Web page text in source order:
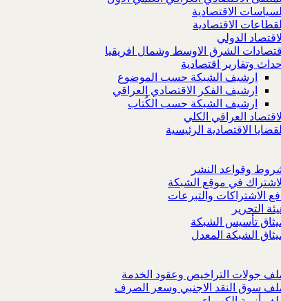
السياسات الاقتصادية
القطاعات الاقتصادية
الاقتصاد الدولي
اقتصادات الشرق الاوسط وشمال افريقيا
احداث وتقارير اقتصادية
ارشيف الشبكة حسب الموضوع
ارشيف الفكر الاقتصادي العراقي
ارشيف الشبكة حسب الكُتاب
الاقتصاد العراقي الكلي
القضايا الاقتصادية الرئيسية
وقواعد النشر
الاشتراك في موقع الشبكة
الاشتراكات والتبرعات
التحرير
تأسيس الشبكة
الشبكة المعدل
جولات التراخيص وعقود الخدمة
سوق النقد الاجنبي وسعر الصرف